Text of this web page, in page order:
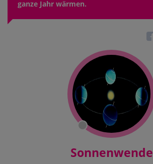
ganze Jahr wärmen.
Sonnenwende